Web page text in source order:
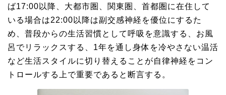
ば17:00以降、大都市圏、関東圏、首都圏に在住して
いる場合は22:00以降は副交感神経を優位にするた
め、普段からの生活習慣として呼吸を意識する、お風
呂でリラックスする、1年を通し身体を冷やさない温活
など生活スタイルに切り替えることが自律神経をコン
トロールする上で重要であると断言する。